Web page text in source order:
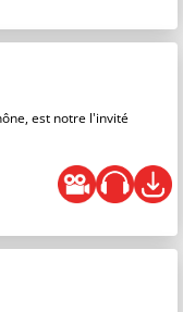
est notre l'invité